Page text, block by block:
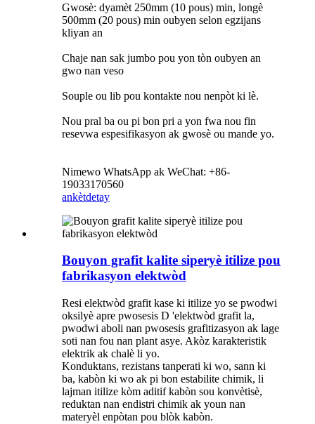
Gwosè: dyamèt 250mm (10 pous) min, longè
500mm (20 pous) min oubyen selon egzijans
kliyan an
Chaje nan sak jumbo pou yon tòn oubyen an
gwo nan veso
Souple ou lib pou kontakte nou nenpòt ki lè.
Nou pral ba ou pi bon pri a yon fwa nou fin
resevwa espesifikasyon ak gwosè ou mande yo.
Nimewo WhatsApp ak WeChat: +86-
19033170560
ankètdetay
Bouyon grafit kalite siperyè itilize pou
fabrikasyon elektwòd
Resi elektwòd grafit kase ki itilize yo se pwodwi
oksilyè apre pwosesis D 'elektwòd grafit la,
pwodwi aboli nan pwosesis grafitizasyon ak lage
soti nan fou nan plant asye. Akòz karakteristik
elektrik ak chalè li yo.
Konduktans, rezistans tanperati ki wo, sann ki
ba, kabòn ki wo ak pi bon estabilite chimik, li
lajman itilize kòm aditif kabòn sou konvètisè,
reduktan nan endistri chimik ak youn nan
materyèl enpòtan pou blòk kabòn.